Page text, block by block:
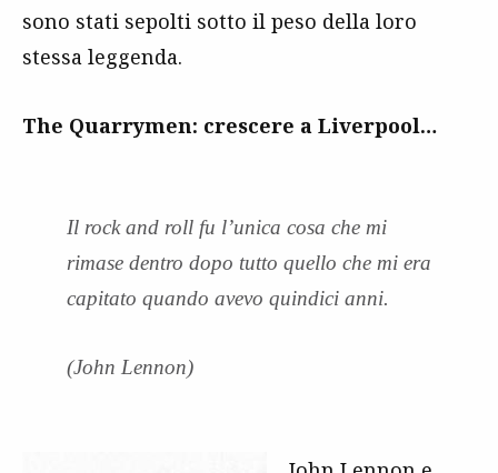
sono stati sepolti sotto il peso della loro
stessa leggenda.
The Quarrymen: crescere a Liverpool…
Il rock and roll fu l’unica cosa che mi
rimase dentro dopo tutto quello che mi era
capitato quando avevo quindici anni.
(John Lennon)